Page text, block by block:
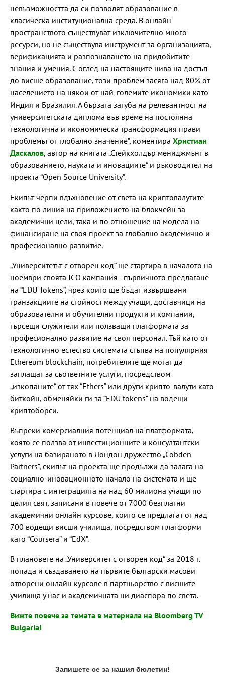
невъзможността да си позволят образование в
класическа институционална среда. В онлайн
пространството съществуват изключително много
ресурси, но не съществува инструмент за организацията,
верификацията и разпознаването на придобитите
знания и умения. С оглед на настоящите нива на достъп
до висше образование, този проблем засяга над 80% от
населението на някои от най-големите икономики като
Индия и Бразилия. А бързата загуба на релевантност на
университетската диплома във време на постоянна
технологична и икономическа трансформация прави
проблемът от глобално значение”, коментира Христиан
Даскалов, автор на книгата „Стейкхолдър мениджмънт в
образованието, науката и иновациите“ и ръководител на
проекта “Open Source University”.
Екипът черпи вдъхновение от света на криптовалутите
както по линия на приложението на блокчейн за
академични цели, така и по отношение на модела на
финансиране на своя проект за глобално академично и
професионално развитие.
„Университетът с отворен код“ ще стартира в началото на
ноември своята ICO кампания - първичното предлагане
на “EDU Tokens”, чрез които ще бъдат извършвани
транзакциите на стойност между учащи, доставчици на
образователни и обучителни продукти и компании,
търсещи служители или ползващи платформата за
професионално развитие на своя персонал. Тъй като от
технологично естество системата стъпва на популярния
Еthereum blockchain, потребителите ще могат да
заплащат за съответните услуги, посредством
„изкопаните“ от тях “Еthers” или други крипто-валути като
биткойн, обменяйки ги за “ЕDU tokens” на водещи
криптоборси.
Въпреки комерсиалния потенциал на платформата,
която се ползва от инвестиционните и консултантски
услуги на базираното в Лондон дружество „Cobden
Partners”, екипът на проекта ще продължи да залага на
социално-иновационното начало на системата и ще
стартира с интеграцията на над 60 милиона учащи по
целия свят, записани в повече от 7000 безплатни
академични онлайн курсове, които се предлагат от над
700 водещи висши училища, посредством платформи
като “Coursera” и “EdX”.
В плановете на „Университет с отворен код“ за 2018 г.
попада и създаването на първите български масови
отворени онлайн курсове в партньорство с висшите
училища у нас и академичната ни диаспора по света.
Вижте повече за темата в материала на Bloomberg TV
Bulgaria!